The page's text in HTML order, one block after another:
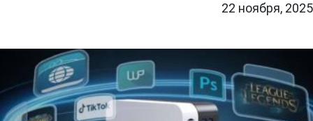
22 ноября, 2025